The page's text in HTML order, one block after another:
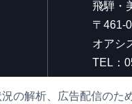
飛騨・
〒461-
オアシ
TEL：
営業時
の解析、広告配信のた